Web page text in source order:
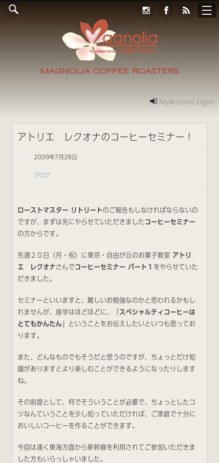
MAGNOLIA COFFEE ROASTERS
ホーム
ご案内
Online Store
フォト
アクセス
コンタクト
RECRUIT
MyAccount Login
MyAccount Login
アトリエ レクオナのコーヒーセミナー！
2009年7月28日
ブログ
ローストマスター リトリートのご報告もしなければならないの
ですが、まずは先にやらせていただきましたコーヒーセミナー
の方からです。
先週２０日（月・祝）に東京・自由が丘のお菓子教室 アトリ
エ レクオナさんでコーヒーセミナー パート１ をやらせていた
だきました。
セミナーといいますと、難しいお勉強なのかと思われるかもし
れませんが、座学はほどほどに、「 スペシャルティコーヒーは
とてもかんたん 」ということをお伝えしたいといつも思ってお
ります。
また、どんなものでもそうだと思うのですが、ちょっとだけ知
識がありますとより楽しむことができるようになったりします
ね。
その前提として、何でそういうことが必要で、ちょっとしたコ
ツなんていうことを少し知っていただければ、ご家庭で十分に
おいしいコーヒーを作ることができます。
今回は遠く東海方面から新幹線を利用されてご参加いただきま
した方もいらっしゃいました。